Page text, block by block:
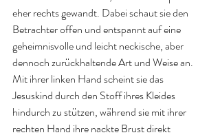
eher rechts gewandt. Dabei schaut sie den
Betrachter offen und entspannt auf eine
geheimnisvolle und leicht neckische, aber
dennoch zurückhaltende Art und Weise an.
Mit ihrer linken Hand scheint sie das
Jesuskind durch den Stoff ihres Kleides
hindurch zu stützen, während sie mit ihrer
rechten Hand ihre nackte Brust direkt